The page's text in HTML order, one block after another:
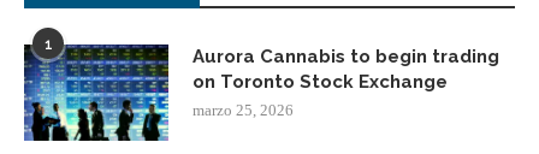
1
Aurora Cannabis to begin trading
on Toronto Stock Exchange
marzo 25, 2026